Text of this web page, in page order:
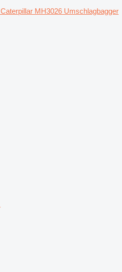
Caterpillar MH3026 Umschlagbagger